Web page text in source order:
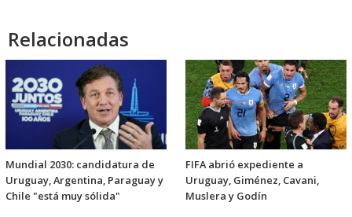
Relacionadas
Mundial 2030: candidatura de
Uruguay, Argentina, Paraguay y
Chile "está muy sólida"
FIFA abrió expediente a
Uruguay, Giménez, Cavani,
Muslera y Godín